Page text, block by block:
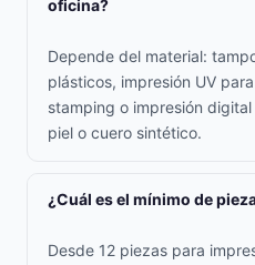
oficina?
Depende del material:
plásticos, impresión UV
stamping o impresión
piel o cuero sintético.
¿Cuál es el mínimo de
Desde 12 piezas para